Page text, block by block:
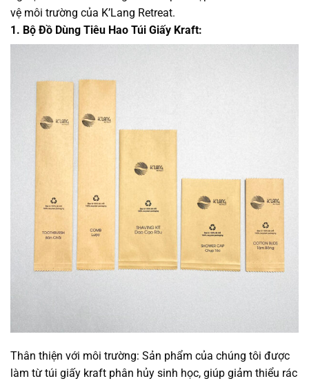
vệ môi trường của K’Lang Retreat.
1. Bộ Đồ Dùng Tiêu Hao Túi Giấy Kraft:
Thân thiện với môi trường: Sản phẩm của chúng tôi được
làm từ túi giấy kraft phân hủy sinh học, giúp giảm thiểu rác